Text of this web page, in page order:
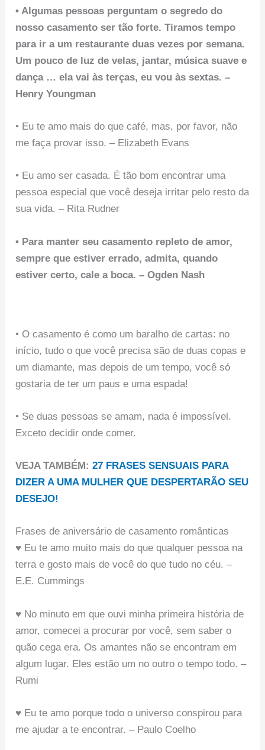
• Algumas pessoas perguntam o segredo do
nosso casamento ser tão forte. Tiramos tempo
para ir a um restaurante duas vezes por semana.
Um pouco de luz de velas, jantar, música suave e
dança … ela vai às terças, eu vou às sextas. –
Henry Youngman
• Eu te amo mais do que café, mas, por favor, não
me faça provar isso. – Elizabeth Evans
• Eu amo ser casada. É tão bom encontrar uma
pessoa especial que você deseja irritar pelo resto da
sua vida. – Rita Rudner
• Para manter seu casamento repleto de amor,
sempre que estiver errado, admita, quando
estiver certo, cale a boca. – Ogden Nash
• O casamento é como um baralho de cartas: no
início, tudo o que você precisa são de duas copas e
um diamante, mas depois de um tempo, você só
gostaria de ter um paus e uma espada!
• Se duas pessoas se amam, nada é impossível.
Exceto decidir onde comer.
VEJA TAMBÉM:27 FRASES SENSUAIS PARA
DIZER A UMA MULHER QUE DESPERTARÃO SEU
DESEJO!
Frases de aniversário de casamento românticas
♥ Eu te amo muito mais do que qualquer pessoa na
terra e gosto mais de você do que tudo no céu. –
E.E. Cummings
♥ No minuto em que ouvi minha primeira história de
amor, comecei a procurar por você, sem saber o
quão cega era. Os amantes não se encontram em
algum lugar. Eles estão um no outro o tempo todo. –
Rumi
♥ Eu te amo porque todo o universo conspirou para
me ajudar a te encontrar. – Paulo Coelho